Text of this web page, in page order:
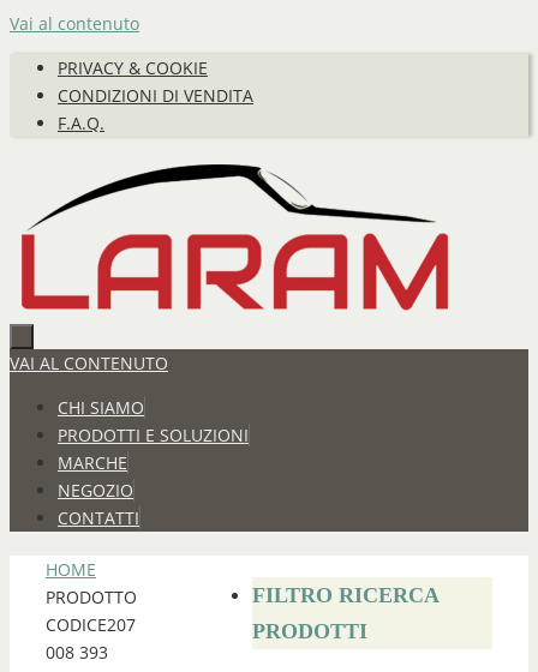
Vai al contenuto
PRIVACY & COOKIE
CONDIZIONI DI VENDITA
F.A.Q.
VAI AL CONTENUTO
CHI SIAMO
PRODOTTI E SOLUZIONI
MARCHE
NEGOZIO
CONTATTI
HOME
PRODOTTO
CODICE207
008 393
FILTRO RICERCA
PRODOTTI